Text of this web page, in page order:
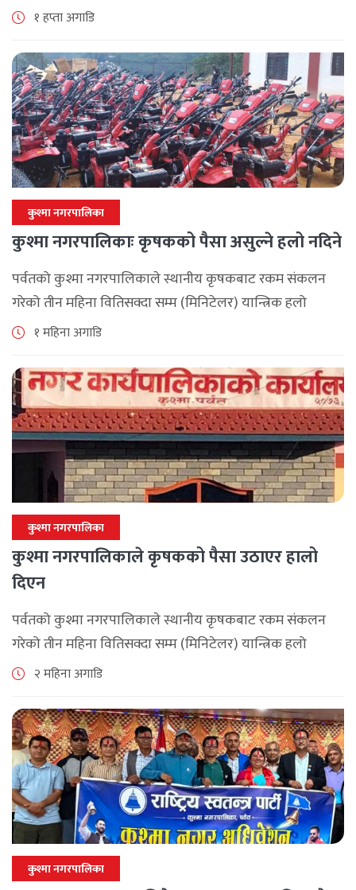
समुदाय केन्द्रित र सेवामूलक कार्यक्रम सञ्चालन गरिरहेको जनाएको
१ हप्ता अगाडि
कुश्मा नगरपालिका
कुश्मा नगरपालिकाः कृषकको पैसा असुल्ने हलो नदिने
पर्वतको कुश्मा नगरपालिकाले स्थानीय कृषकबाट रकम संकलन
गरेको तीन महिना वितिसक्दा सम्म (मिनिटेलर) यान्त्रिक हलो
वितरण नगरेपछि पर्वतको कुश्मा नगरपालिकाका कृषकहरु चिन्तित
१ महिना अगाडि
कुश्मा नगरपालिका
कुश्मा नगरपालिकाले कृषकको पैसा उठाएर हालो
दिएन
पर्वतको कुश्मा नगरपालिकाले स्थानीय कृषकबाट रकम संकलन
गरेको तीन महिना वितिसक्दा सम्म (मिनिटेलर) यान्त्रिक हलो
वितरण नगरेपछि पर्वतको कुश्मा नगरपालिकाका कृषकहरु चिन्तित
२ महिना अगाडि
कुश्मा नगरपालिका